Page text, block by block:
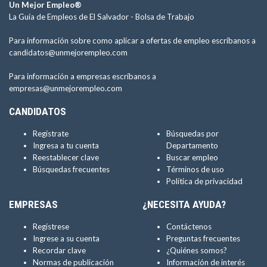
Un Mejor Empleo®
La Guía de Empleos de El Salvador - Bolsa de Trabajo
Para información sobre como aplicar a ofertas de empleo escríbanos a
candidatos@unmejorempleo.com
Para información a empresas escríbanos a
empresas@unmejorempleo.com
CANDIDATOS
Regístrate
Ingresa a tu cuenta
Reestablecer clave
Búsquedas frecuentes
Búsquedas por
Departamento
Buscar empleo
Términos de uso
Política de privacidad
EMPRESAS
Regístrese
Ingrese a su cuenta
Recordar clave
Normas de publicación
¿NECESITA AYUDA?
Contáctenos
Preguntas frecuentes
¿Quiénes somos?
Información de interés